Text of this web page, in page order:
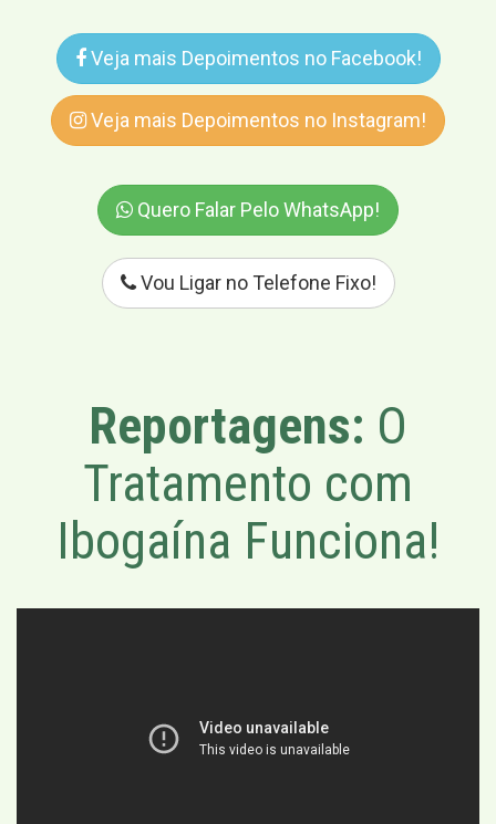
Veja mais Depoimentos no Facebook!
Veja mais Depoimentos no Instagram!
Quero Falar Pelo WhatsApp!
Vou Ligar no Telefone Fixo!
Reportagens: O
Tratamento com
Ibogaína Funciona!